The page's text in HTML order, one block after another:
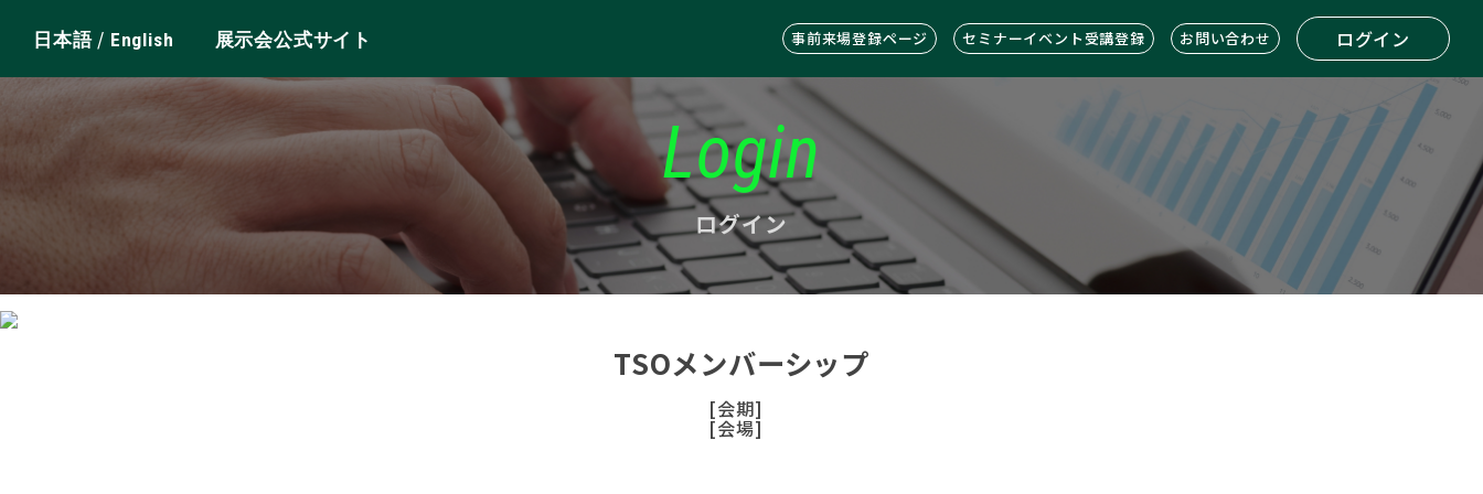
日本語/ English 展示会公式サイト 事前来場登録ページ セミナーイベント受講登録 お問い合わせ ログイン
Login
ログイン
TSOメンバーシップ
[会期]
[会場]